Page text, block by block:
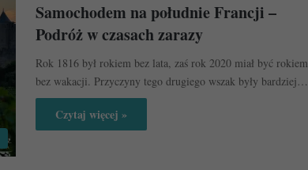
Samochodem na południe Francji –
Podróż w czasach zarazy
Rok 1816 był rokiem bez lata, zaś rok 2020 miał być rokiem
bez wakacji. Przyczyny tego drugiego wszak były bardziej…
Czytaj więcej »